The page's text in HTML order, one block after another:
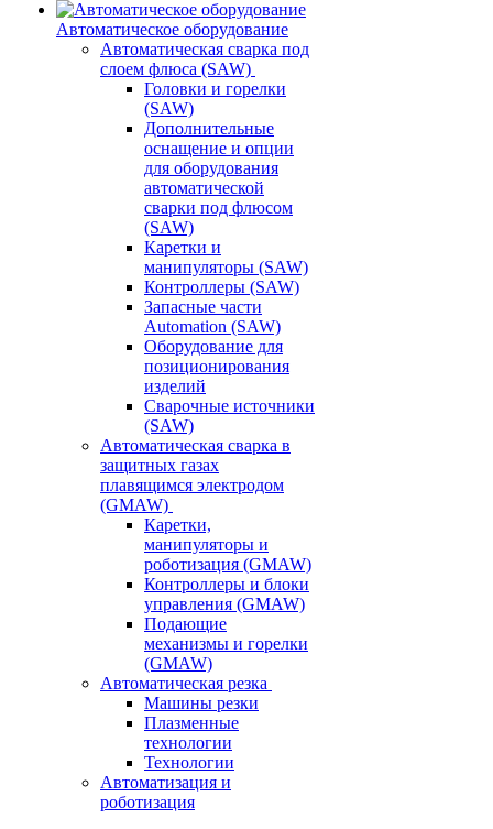
Автоматическое оборудование
Автоматическая сварка под
слоем флюса (SAW)
Головки и горелки
(SAW)
Дополнительные
оснащение и опции
для оборудования
автоматической
сварки под флюсом
(SAW)
Каретки и
манипуляторы (SAW)
Контроллеры (SAW)
Запасные части
Automation (SAW)
Оборудование для
позиционирования
изделий
Сварочные источники
(SAW)
Автоматическая сварка в
защитных газах
плавящимся электродом
(GMAW)
Каретки,
манипуляторы и
роботизация (GMAW)
Контроллеры и блоки
управления (GMAW)
Подающие
механизмы и горелки
(GMAW)
Автоматическая резка
Машины резки
Плазменные
технологии
Технологии
Автоматизация и
роботизация